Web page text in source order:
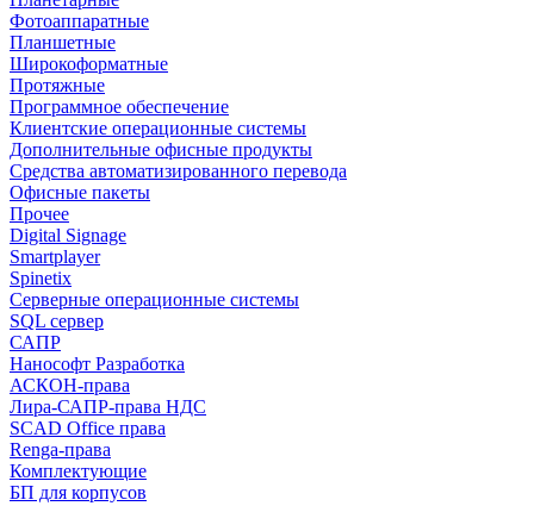
Фотоаппаратные
Планшетные
Широкоформатные
Протяжные
Программное обеспечение
Клиентские операционные системы
Дополнительные офисные продукты
Средства автоматизированного перевода
Офисные пакеты
Прочее
Digital Signage
Smartplayer
Spinetix
Серверные операционные системы
SQL сервер
САПР
Нанософт Разработка
АСКОН-права
Лира-САПР-права НДС
SCAD Office права
Renga-права
Комплектующие
БП для корпусов